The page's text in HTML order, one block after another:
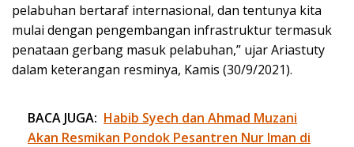
pelabuhan bertaraf internasional, dan tentunya kita
mulai dengan pengembangan infrastruktur termasuk
penataan gerbang masuk pelabuhan,” ujar Ariastuty
dalam keterangan resminya, Kamis (30/9/2021).
BACA JUGA: Habib Syech dan Ahmad Muzani
Akan Resmikan Pondok Pesantren Nur Iman di